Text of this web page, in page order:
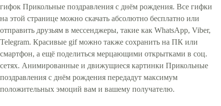
гифок Прикольные поздравления с днём рождения. Все гифки
на этой странице можно скачать абсолютно бесплатно или
отправить друзьям в мессенджеры, такие как WhatsApp, Viber,
Telegram. Красивые gif можно также сохранить на ПК или
смартфон, а ещё поделиться мерцающими открытками в соц.
сетях. Анимированные и движущиеся картинки Прикольные
поздравления с днём рождения передадут максимум
положительных эмоций вам и вашему получателю.